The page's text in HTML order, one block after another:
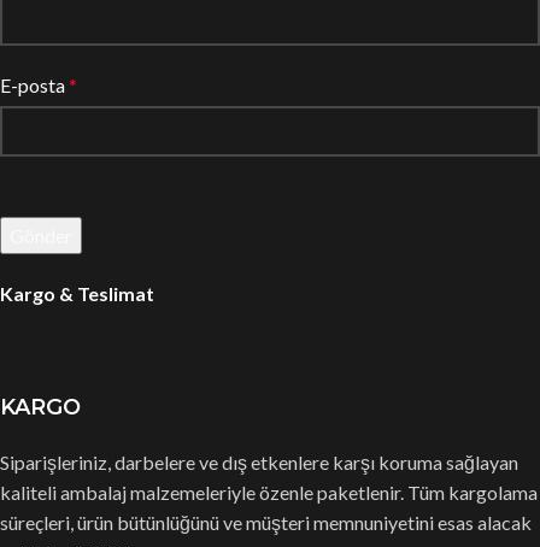
E-posta*
Kargo & Teslimat
KARGO
Siparişleriniz, darbelere ve dış etkenlere karşı koruma sağlayan
kaliteli ambalaj malzemeleriyle özenle paketlenir. Tüm kargolama
süreçleri, ürün bütünlüğünü ve müşteri memnuniyetini esas alacak